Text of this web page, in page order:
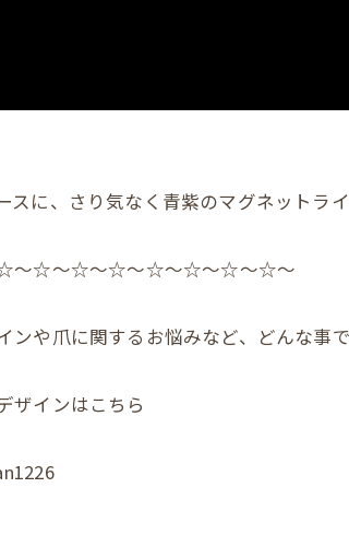
スに、さり気なく青紫のマグネットラ
〜☆〜☆〜☆〜☆〜☆〜☆〜☆〜
ンや爪に関するお悩みなど、どんな事
ザインはこちら